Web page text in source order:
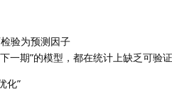
验为预测因子
一期”的模型，都在统计上缺乏可验证
化”